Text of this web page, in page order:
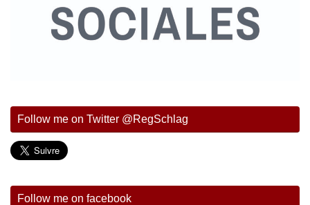
Follow me on Twitter @RegSchlag
Follow me on facebook